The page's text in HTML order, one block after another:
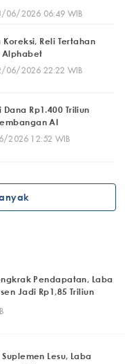
06/2026 06:49 WIB
Reli Tertahan
Alphabet
06/2026 22:22 WIB
Rp1.400 Triliun
AI
2026 12:52 WIB
Pendapatan, Laba
Jadi Rp1,85 Triliun
Lesu, Laba